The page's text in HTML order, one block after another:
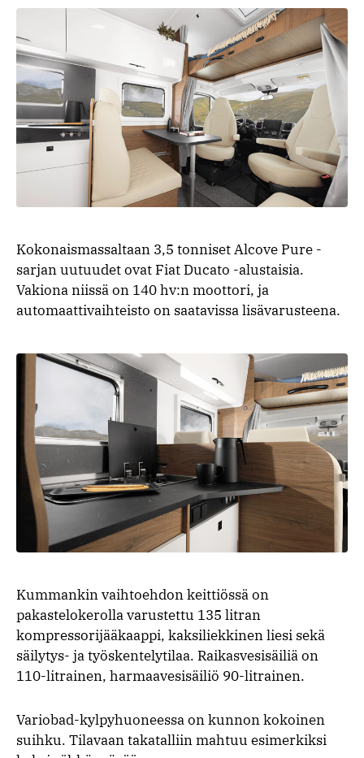
Kokonaismassaltaan 3,5 tonniset Alcove Pure -
sarjan uutuudet ovat Fiat Ducato -alustaisia.
Vakiona niissä on 140 hv:n moottori, ja
automaattivaihteisto on saatavissa lisävarusteena.
Kummankin vaihtoehdon keittiössä on
pakastelokerolla varustettu 135 litran
kompressorijääkaappi, kaksiliekkinen liesi sekä
säilytys- ja työskentelytilaa. Raikasvesisäiliä on
110-litrainen, harmaavesisäiliö 90-litrainen.
Variobad-kylpyhuoneessa on kunnon kokoinen
suihku. Tilavaan takatalliin mahtuu esimerkiksi